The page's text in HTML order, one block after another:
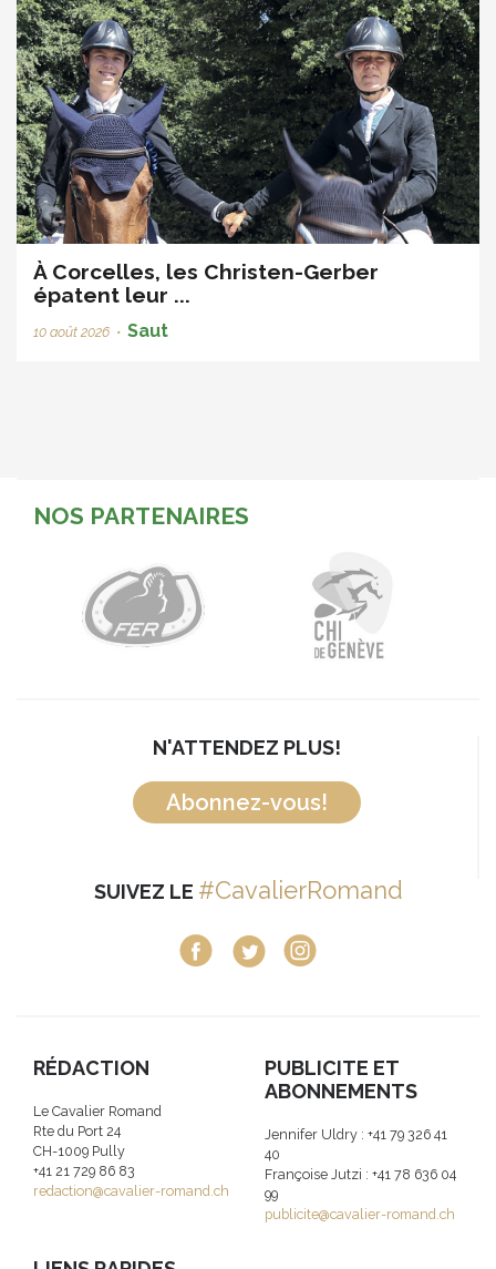
À Corcelles, les Christen-Gerber
épatent leur ...
10 août 2026 • Saut
NOS PARTENAIRES
N'ATTENDEZ PLUS!
Abonnez-vous!
SUIVEZ LE #CavalierRomand
RÉDACTION
Le Cavalier Romand
Rte du Port 24
CH-1009 Pully
+41 21 729 86 83
redaction@cavalier-romand.ch
PUBLICITE ET
ABONNEMENTS
Jennifer Uldry : +41 79 326 41
40
Françoise Jutzi : +41 78 636 04
99
publicite@cavalier-romand.ch